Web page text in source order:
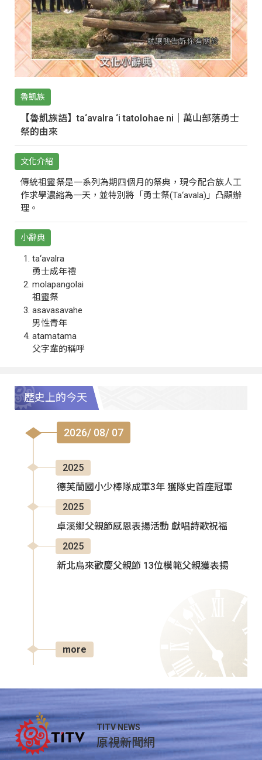
魯凱族
【魯凱族語】ta‘avalra ‘i tatolohae ni｜萬山部落勇士
祭的由來
文化介紹
傳統祖靈祭是一系列為期四個月的祭典，現今配合族人工
作求學濃縮為一天，並特別將「勇士祭(Ta‘avala)」凸顯辦
理。
小辭典
ta‘avalra
勇士成年禮
molapangolai
祖靈祭
asavasavahe
男性青年
atamatama
父字輩的稱呼
歷史上的今天
2026/ 08/ 07
2025
德芙蘭國小少棒隊成軍3年 獲隊史首座冠軍
2025
卓溪鄉父親節感恩表揚活動 獻唱詩歌祝福
2025
新北烏來歡慶父親節 13位模範父親獲表揚
more
TITV NEWS
原視新聞網